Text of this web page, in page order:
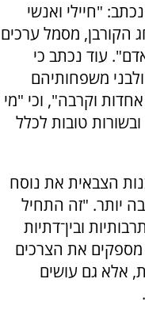
"חיילי ואנשי
הקורבן, מסמל ערכים
עוד נכתב כי
משפחותיהם
וקרבה", וכי "מי
טובות לכלל
הצבאית את נוסח
יותר. "זה התחיל
ובין־דתיות
מספקים את הצרכים
אלא גם עושים